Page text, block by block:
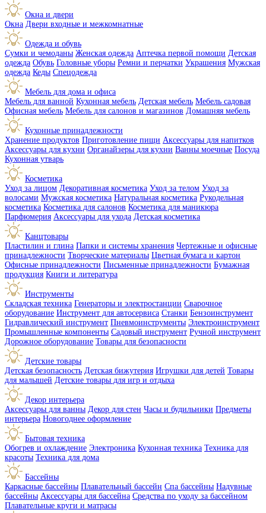
Окна и двери
Окна Двери входные и межкомнатные
Одежда и обувь
Сумки и чемоданы Женская одежда Аптечка первой помощи Детская
одежда Обувь Головные уборы Ремни и перчатки Украшения Мужская
одежда Кеды Спецодежда
Мебель для дома и офиса
Мебель для ванной Кухонная мебель Детская мебель Мебель садовая
Офисная мебель Мебель для салонов и магазинов Домашняя мебель
Кухонные принадлежности
Хранение продуктов Приготовление пищи Аксессуары для напитков
Аксессуары для кухни Органайзеры для кухни Ванны моечные Посуда
Кухонная утварь
Косметика
Уход за лицом Декоративная косметика Уход за телом Уход за
волосами Мужская косметика Натуральная косметика Рукодельная
косметика Косметика для салонов Косметика для маникюра
Парфюмерия Аксессуары для ухода Детская косметика
Канцтовары
Пластилин и глина Папки и системы хранения Чертежные и офисные
принадлежности Творческие материалы Цветная бумага и картон
Офисные принадлежности Письменные принадлежности Бумажная
продукция Книги и литература
Инструменты
Складская техника Генераторы и электростанции Сварочное
оборудование Инструмент для автосервиса Станки Бензоинструмент
Гидравлический инструмент Пневмоинструменты Электроинструмент
Промышленные компоненты Садовый инструмент Ручной инструмент
Дорожное оборудование Товары для безопасности
Детские товары
Детская безопасность Детская бижутерия Игрушки для детей Товары
для малышей Детские товары для игр и отдыха
Декор интерьера
Аксессуары для ванны Декор для стен Часы и будильники Предметы
интерьера Новогоднее оформление
Бытовая техника
Обогрев и охлаждение Электроника Кухонная техника Техника для
красоты Техника для дома
Бассейны
Каркасные бассейны Плавательный бассейн Спа бассейны Надувные
бассейны Аксессуары для бассейна Средства по уходу за бассейном
Плавательные круги и матрасы